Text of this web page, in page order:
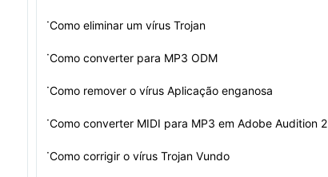
·Como eliminar um vírus Trojan
·Como converter para MP3 ODM
·Como remover o vírus Aplicação enganosa
·Como converter MIDI para MP3 em Adobe Audition 2
·Como corrigir o vírus Trojan Vundo